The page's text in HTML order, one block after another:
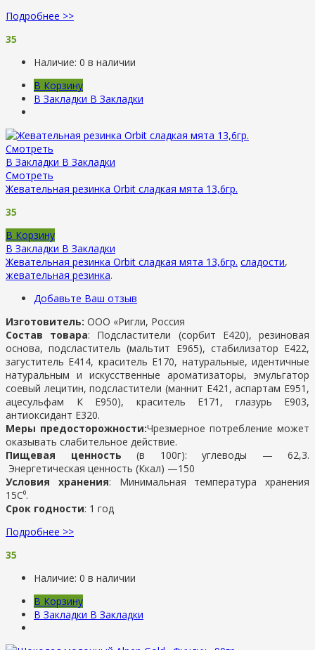
Подробнее >>
35
Наличие: 0 в наличии
В Корзину
В Закладки В Закладки
Смотреть
В Закладки В Закладки
Смотреть
Жевательная резинка Orbit сладкая мята 13,6гр.
35
В Корзину
В Закладки В Закладки
Жевательная резинка Orbit сладкая мята 13,6гр. сладости,
жевательная резинка.
Добавьте Ваш отзыв
Изготовитель: ООО «Ригли, Россия
Состав товара: Подсластители (сорбит Е420), резиновая
основа, подсластитель (мальтит Е965), стабилизатор Е422,
загуститель Е414, краситель Е170, натуральные, идентичные
натуральным и искусственные ароматизаторы, эмульгатор
соевый лецитин, подсластители (маннит Е421, аспартам Е951,
ацесульфам К Е950), краситель Е171, глазурь Е903,
антиоксидант Е320.
Меры предосторожности:Чрезмерное потребление может
оказывать слабительное действие.
Пищевая ценность (в 100г): углеводы — 62,3.
Энергетическая ценность (Ккал) —150
Условия хранения: Минимальная температура хранения
15С⁰.
Срок годности: 1 год
Подробнее >>
35
Наличие: 0 в наличии
В Корзину
В Закладки В Закладки